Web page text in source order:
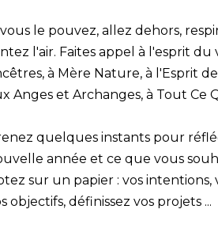
vous le pouvez, allez dehors,
l'air. Faites appel à l'esprit du
à Mère Nature, à l'Esprit
Anges et Archanges, à Tout Ce
quelques instants pour
année et ce que vous
sur un papier : vos intentions,
objectifs, définissez vos projets ...